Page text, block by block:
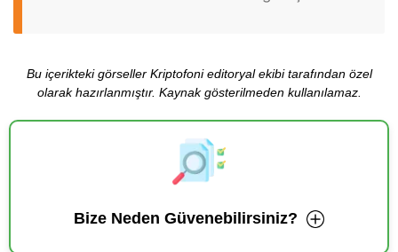
Bu içerikteki görseller Kriptofoni editoryal ekibi tarafından özel
olarak hazırlanmıştır. Kaynak gösterilmeden kullanılamaz.
Bize Neden Güvenebilirsiniz?